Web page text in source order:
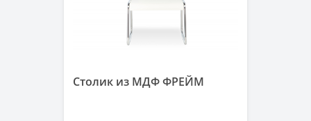
Столик из МДФ ФРЕЙМ